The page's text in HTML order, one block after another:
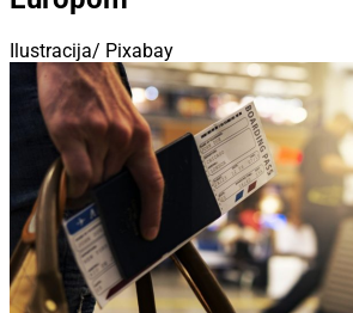
Ilustracija/ Pixabay